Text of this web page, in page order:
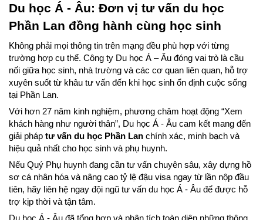
Du học Á - Âu: Đơn vị tư vấn du học
Phần Lan đồng hành cùng học sinh
Không phải mọi thông tin trên mạng đều phù hợp với từng
trường hợp cụ thể. Công ty Du học Á – Âu đóng vai trò là cầu
nối giữa học sinh, nhà trường và các cơ quan liên quan, hỗ trợ
xuyên suốt từ khâu tư vấn đến khi học sinh ổn định cuộc sống
tại Phần Lan.
Với hơn 27 năm kinh nghiệm, phương châm hoạt động “Xem
khách hàng như người thân”, Du học Á - Âu cam kết mang đến
giải pháp tư vấn du học Phần Lan chính xác, minh bạch và
hiệu quả nhất cho học sinh và phụ huynh.
Nếu Quý Phụ huynh đang cần tư vấn chuyên sâu, xây dựng hồ
sơ cá nhân hóa và nâng cao tỷ lệ đậu visa ngay từ lần nộp đầu
tiên, hãy liên hệ ngay đội ngũ tư vấn du học Á - Âu để được hỗ
trợ kịp thời và tận tâm.